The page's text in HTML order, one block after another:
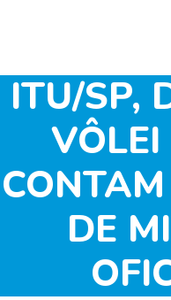
ANO
ITU/SP,
VÔLEI
DE